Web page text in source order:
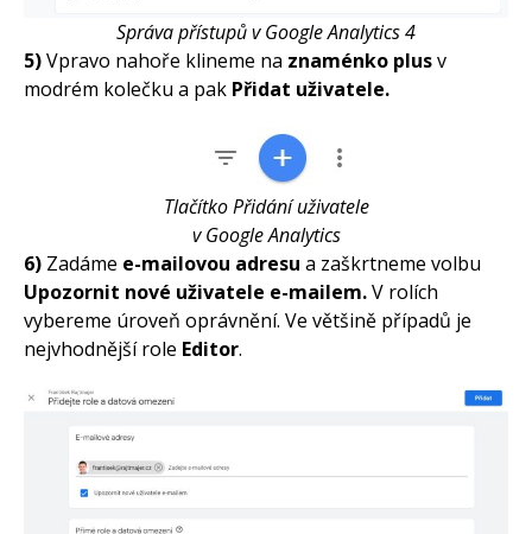
Jak přidat přístup k e-shopu v
Mergadu
Jak používat bidding na
Správa přístupů v Google Analytics 4
5)Vpravo nahoře klineme na znaménko plusv
modrém kolečku a pak Přidat uživatele.
Tlačítko Přidání uživatele
v Google Analytics
6) Zadáme e-mailovou adresu a zaškrtneme volbu
Upozornit nové uživatele e-mailem.V rolích
vybereme úroveň oprávnění. Ve většině případů je
nejvhodnější role Editor.